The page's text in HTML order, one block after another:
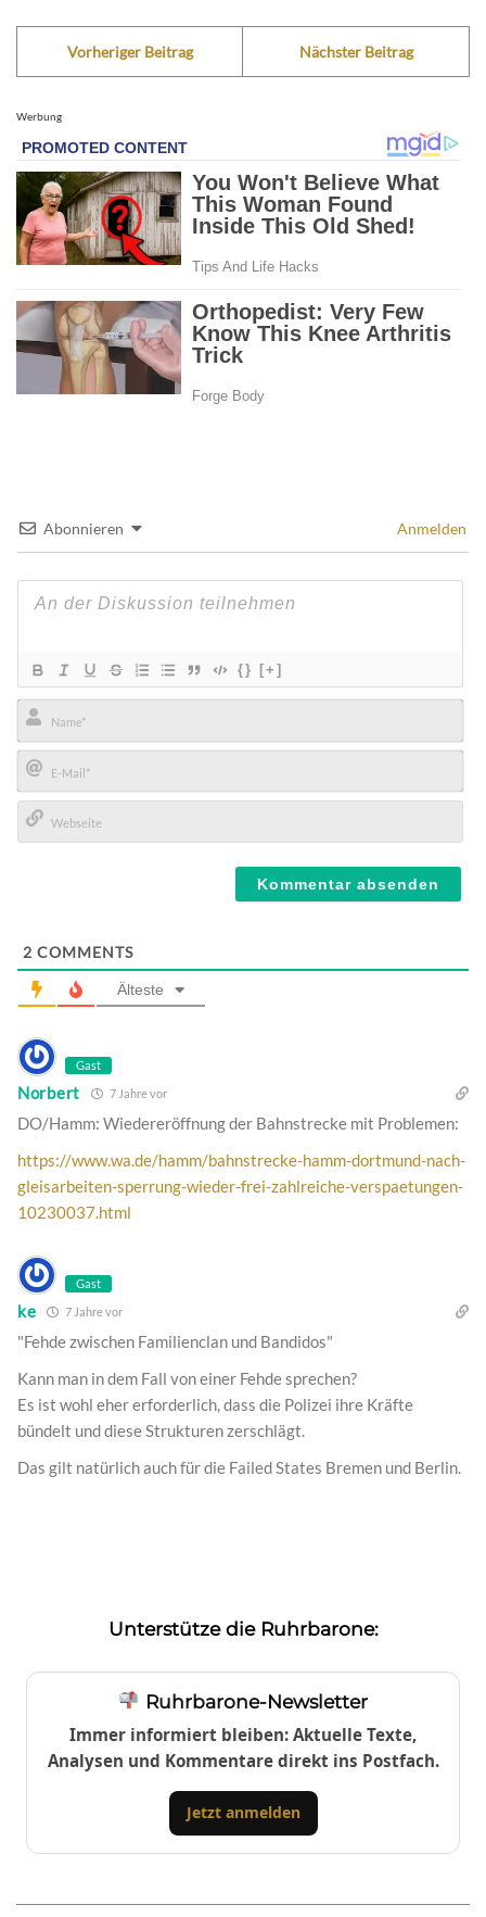
Vorheriger Beitrag Nächster Beitrag
Werbung
Abonnieren Anmelden
{} [+]
Name*
E-
Mail*
2 COMMENTS
Älteste
Gast
Norbert 7 Jahre vor
DO/Hamm: Wiedereröffnung der Bahnstrecke mit Problemen:
https://www.wa.de/hamm/bahnstrecke-hamm-dortmund-nach-
gleisarbeiten-sperrung-wieder-frei-zahlreiche-verspaetungen-
10230037.html
Gast
ke 7 Jahre vor
"Fehde zwischen Familienclan und Bandidos"
Kann man in dem Fall von einer Fehde sprechen?
Es ist wohl eher erforderlich, dass die Polizei ihre Kräfte
bündelt und diese Strukturen zerschlägt.
Das gilt natürlich auch für die Failed States Bremen und Berlin.
Unterstütze die Ruhrbarone:
Ruhrbarone-Newsletter
Immer informiert bleiben: Aktuelle Texte,
Analysen und Kommentare direkt ins Postfach.
Jetzt anmelden